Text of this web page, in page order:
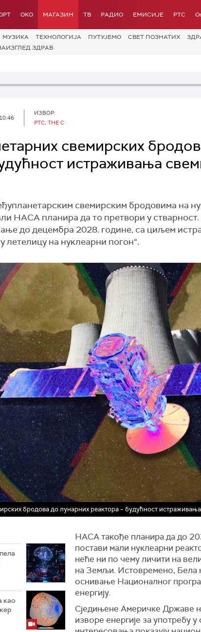
OKO МАГАЗИН ТВ РАДИО ЕМИСИЈЕ РТС
МУЗИКА ТЕХНОЛОГИЈA ПУТУЈЕМО СВЕТ ПОЗНАТИХ
ЗДРАВ
ИЗВОР:
РТС, THE C
свемирских
истраживања
свемирским бродовима на
НАСА планира да то претвори у
до децембра 2028. године, са циљем
летелицу на нуклеарни погон“.
бродова до лунарних реактора – будућност
као
НАСА такође планира да до
постави мали нуклеарни
неће ни по чему личити на
на Земљи. Истовремено, Бела
оснивање Националног
енергију.
Сједињене Америчке Државе
изворе енергије за употребу